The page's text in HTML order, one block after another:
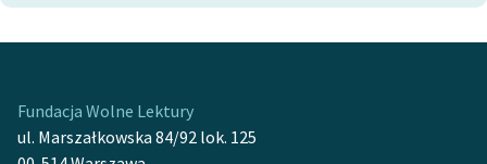
Fundacja Wolne Lektury
ul. Marszałkowska 84/92 lok. 125